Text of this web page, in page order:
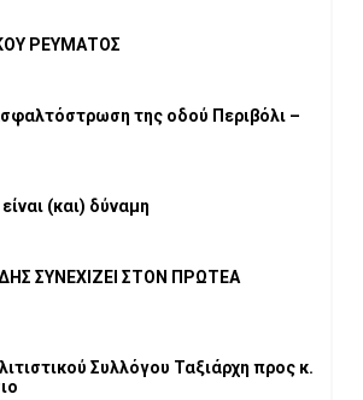
ΡΕΥΜΑΤΟΣ
της οδού Περιβόλι –
(και) δύναμη
ΣΥΝΕΧΙΖΕΙ ΣΤΟΝ ΠΡΩΤΕΑ
Συλλόγου Ταξιάρχη προς κ.